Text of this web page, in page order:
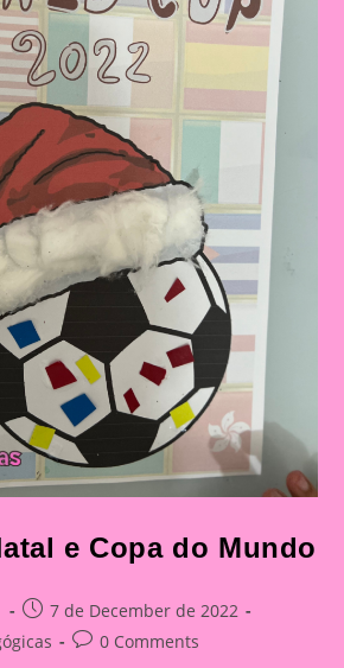
e Copa do Mundo
Post
published:
7 de December de 2022
Post0 Comments